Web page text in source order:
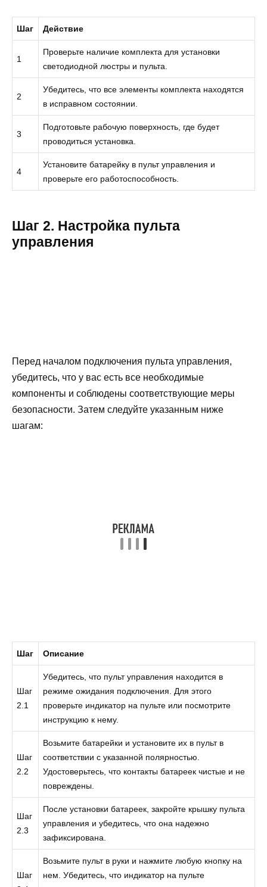
Шаг Действие
1
Проверьте наличие комплекта для установки
светодиодной люстры и пульта.
2
Убедитесь, что все элементы комплекта находятся
в исправном состоянии.
3
Подготовьте рабочую поверхность, где будет
проводиться установка.
4
Установите батарейку в пульт управления и
проверьте его работоспособность.
Шаг 2. Настройка пульта
управления
Перед началом подключения пульта управления,
убедитесь, что у вас есть все необходимые
компоненты и соблюдены соответствующие меры
безопасности. Затем следуйте указанным ниже
шагам:
Шаг Описание
Шаг
2.1
Убедитесь, что пульт управления находится в
режиме ожидания подключения. Для этого
проверьте индикатор на пульте или посмотрите
инструкцию к нему.
Шаг
2.2
Возьмите батарейки и установите их в пульт в
соответствии с указанной полярностью.
Удостоверьтесь, что контакты батареек чистые и не
повреждены.
Шаг
2.3
После установки батареек, закройте крышку пульта
управления и убедитесь, что она надежно
зафиксирована.
Шаг
Возьмите пульт в руки и нажмите любую кнопку на
нем. Убедитесь, что индикатор на пульте